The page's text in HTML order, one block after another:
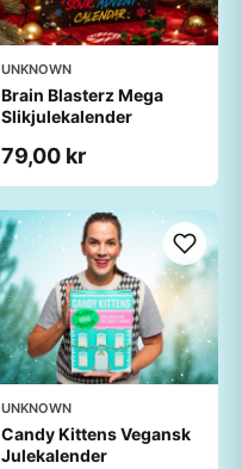
UNKNOWN
Brain Blasterz Mega
Slikjulekalender
79,00 kr
UNKNOWN
Candy Kittens Vegansk
Julekalender